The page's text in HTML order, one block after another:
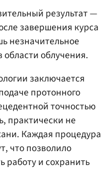
результат —
завершения курса
незначительное
облучения.
заключается
протонного
точностью
практически не
Каждая процедура
что позволило
работу и сохранить